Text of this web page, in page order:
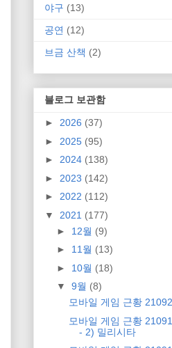
야구 (13)
공연 (12)
브금 산책 (2)
블로그 보관함
► 2026 (37)
► 2025 (95)
► 2024 (138)
► 2023 (142)
► 2022 (112)
▼ 2021 (177)
► 12월 (9)
► 11월 (13)
► 10월 (18)
▼ 9월 (8)
모바일 게임 근황
모바일 게임 근황
- 2) 밀리시타